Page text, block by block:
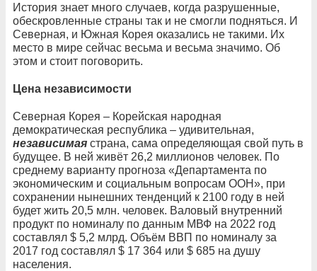
История знает много случаев, когда разрушенные,
обескровленные страны так и не смогли подняться. И
Северная, и Южная Корея оказались не такими. Их
место в мире сейчас весьма и весьма значимо. Об
этом и стоит поговорить.
Цена независимости
Северная Корея – Корейская народная
демократическая республика – удивительная,
независимая страна, сама определяющая свой путь в
будущее. В ней живёт 26,2 миллионов человек. По
среднему варианту прогноза «Департамента по
экономическим и социальным вопросам ООН», при
сохранении нынешних тенденций к 2100 году в ней
будет жить 20,5 млн. человек. Валовый внутренний
продукт по номиналу по данным МВФ на 2022 год
составлял $ 5,2 млрд. Объём ВВП по номиналу за
2017 год составлял $ 17 364 или $ 685 на душу
населения.